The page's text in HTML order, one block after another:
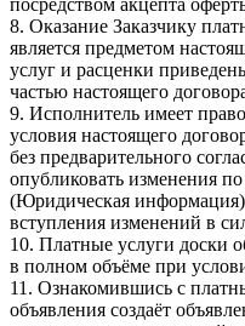
посредством акцепта
8. Оказание Заказчику
является предметом
услуг и расценки
частью настоящего
9. Исполнитель имеет
условия настоящего
без предварительного
опубликовать изменения по
(Юридическая
вступления изменений в
10. Платные услуги доски
в полном объёме при
11. Ознакомившись с
объявления создаёт